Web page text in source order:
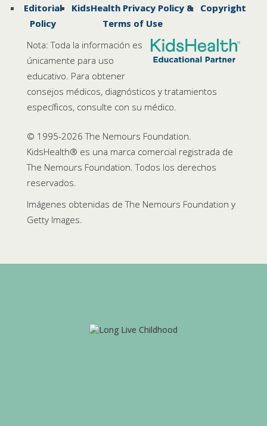
Editorial
Policy
KidsHealth Privacy Policy &
Terms of Use
Copyright
Nota: Toda la información es
únicamente para uso
educativo. Para obtener
consejos médicos, diagnósticos y tratamientos
específicos, consulte con su médico.
© 1995-2026 The Nemours Foundation.
KidsHealth® es una marca comercial registrada de
The Nemours Foundation. Todos los derechos
reservados.
Imágenes obtenidas de The Nemours Foundation y
Getty Images.